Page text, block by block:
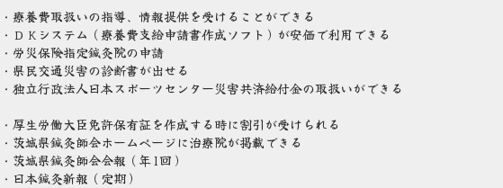
・療養費取扱いの指導、情報提供を受けることができる
・ＤＫシステム（療養費支給申請書作成ソフト）が安価で利用できる
・労災保険指定鍼灸院の申請
・県民交通災害の診断書が出せる
・独立行政法人日本スポーツセンター災害共済給付金の取扱いができる
・厚生労働大臣免許保有証を作成する時に割引が受けられる
・茨城県鍼灸師会ホームページに治療院が掲載できる
・茨城県鍼灸師会会報（年1回）
・日本鍼灸新報（定期）